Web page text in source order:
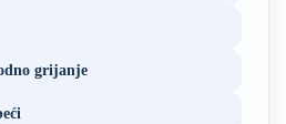
grijanje